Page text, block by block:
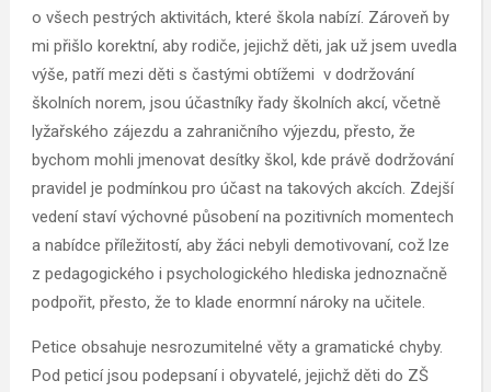
o všech pestrých aktivitách, které škola nabízí. Zároveň by
mi přišlo korektní, aby rodiče, jejichž děti, jak už jsem uvedla
výše, patří mezi děti s častými obtížemi v dodržování
školních norem, jsou účastníky řady školních akcí, včetně
lyžařského zájezdu a zahraničního výjezdu, přesto, že
bychom mohli jmenovat desítky škol, kde právě dodržování
pravidel je podmínkou pro účast na takových akcích. Zdejší
vedení staví výchovné působení na pozitivních momentech
a nabídce příležitostí, aby žáci nebyli demotivovaní, což lze
z pedagogického i psychologického hlediska jednoznačně
podpořit, přesto, že to klade enormní nároky na učitele.
Petice obsahuje nesrozumitelné věty a gramatické chyby.
Pod peticí jsou podepsaní i obyvatelé, jejichž děti do ZŠ